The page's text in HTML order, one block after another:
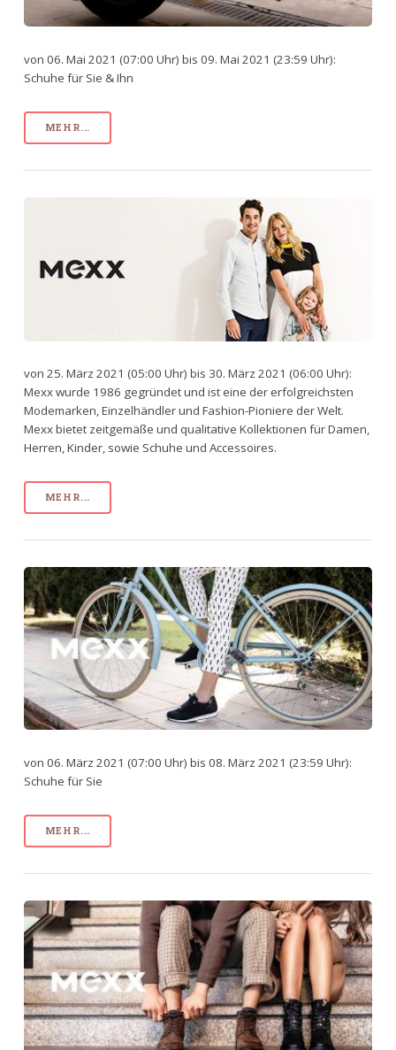
von 06. Mai 2021 (07:00 Uhr) bis 09. Mai 2021 (23:59 Uhr):
Schuhe für Sie & Ihn
MEHR...
von 25. März 2021 (05:00 Uhr) bis 30. März 2021 (06:00 Uhr):
Mexx wurde 1986 gegründet und ist eine der erfolgreichsten
Modemarken, Einzelhändler und Fashion-Pioniere der Welt.
Mexx bietet zeitgemäße und qualitative Kollektionen für Damen,
Herren, Kinder, sowie Schuhe und Accessoires.
MEHR...
von 06. März 2021 (07:00 Uhr) bis 08. März 2021 (23:59 Uhr):
Schuhe für Sie
MEHR...